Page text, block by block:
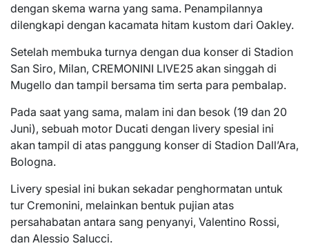
dengan skema warna yang sama. Penampilannya
dilengkapi dengan kacamata hitam kustom dari Oakley.
Setelah membuka turnya dengan dua konser di Stadion
San Siro, Milan, CREMONINI LIVE25 akan singgah di
Mugello dan tampil bersama tim serta para pembalap.
Pada saat yang sama, malam ini dan besok (19 dan 20
Juni), sebuah motor Ducati dengan livery spesial ini
akan tampil di atas panggung konser di Stadion Dall’Ara,
Bologna.
Livery spesial ini bukan sekadar penghormatan untuk
tur Cremonini, melainkan bentuk pujian atas
persahabatan antara sang penyanyi, Valentino Rossi,
dan Alessio Salucci.